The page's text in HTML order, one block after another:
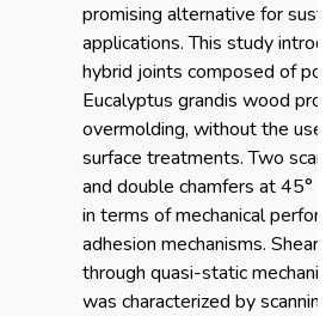
promising alternative for
applications. This study
hybrid joints composed of
Eucalyptus grandis wood
overmolding, without the use
surface treatments. Two
and double chamfers at 45°
in terms of mechanical
adhesion mechanisms.
through quasi-static
was characterized by